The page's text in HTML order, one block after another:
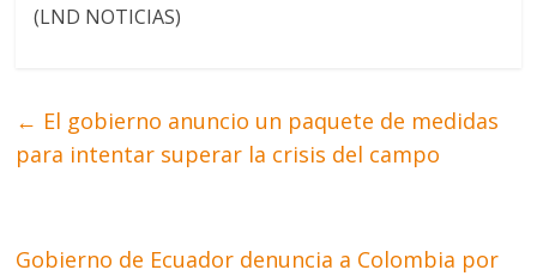
(LND NOTICIAS)
← El gobierno anuncio un paquete de medidas
para intentar superar la crisis del campo
Gobierno de Ecuador denuncia a Colombia por